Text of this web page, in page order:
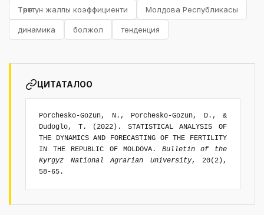
Төрөттүн жалпы коэффициенти Молдова Республикасы
динамика болжол тенденция
ЦИТАТАЛОО
Porchesko-Gozun, N., Porchesko-Gozun, D., &
Dudoglo, T. (2022). STATISTICAL ANALYSIS OF
THE DYNAMICS AND FORECASTING OF THE FERTILITY
IN THE REPUBLIC OF MOLDOVA. Bulletin of the
Kyrgyz National Agrarian University, 20(2),
58-65.